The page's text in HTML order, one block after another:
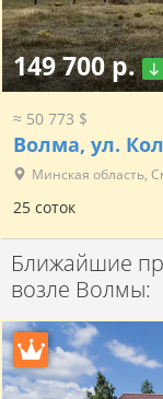
149 700 р.
≈ 50 773 $
Волма, ул.
Минская область,
25 соток
Ближайшие
возле Волмы: